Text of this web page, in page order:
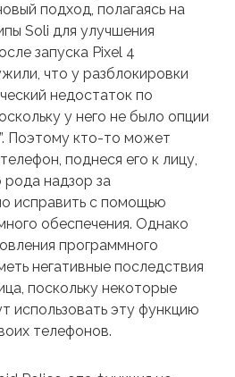
подход, полагаясь на
Soli для улучшения
запуска Pixel 4
что у разблокировки
недостаток по
у него не было опции
Поэтому кто-то может
поднеся его к лицу,
рода надзор за
исправить с помощью
обеспечения. Однако
программного
негативные последствия
поскольку некоторые
использовать эту функцию
телефонов.